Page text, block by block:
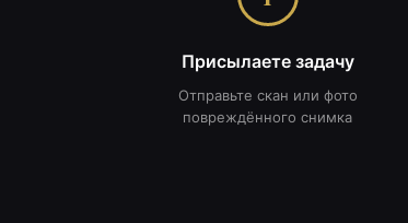
Присылаете задачу
Отправьте скан или фото
повреждённого снимка